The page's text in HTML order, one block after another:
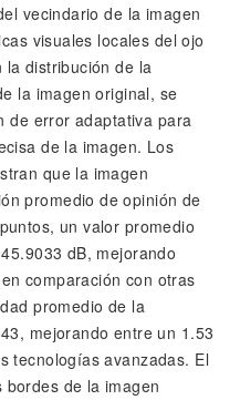
vecindario de la imagen
visuales locales del ojo
la distribución de la
la imagen original, se
de error adaptativa para
de la imagen. Los
que la imagen
promedio de opinión de
un valor promedio
dB, mejorando
comparación con otras
promedio de la
mejorando entre un 1.53
tecnologías avanzadas. El
de la imagen